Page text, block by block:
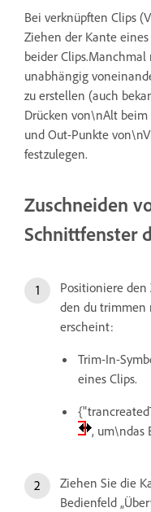
Bei verknüpften Clips
Ziehen der Kante
beider
unabhängig
zu erstellen (auch
Drücken von\nAlt
und Out-Punkte
festzulegen.
Zuschneiden
Schnittfenster
Positioniere den
den du trimmen
erscheint:
Trim-In-
eines Clips.
, um\ndas
Ziehen Sie die
Bedienfeld